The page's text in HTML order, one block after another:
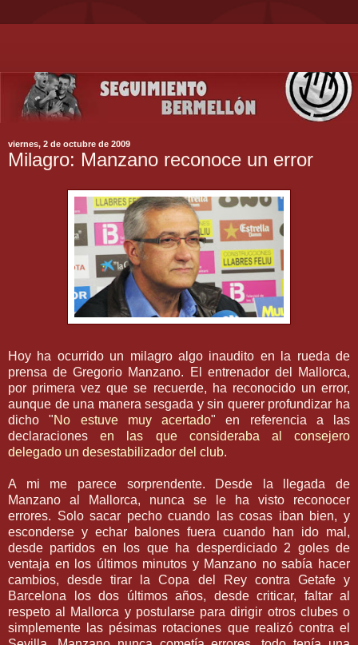
viernes, 2 de octubre de 2009
Milagro: Manzano reconoce un error
Hoy ha ocurrido un milagro algo inaudito en la rueda de
prensa deGregorio Manzano. El entrenador del Mallorca,
por primera vez que se recuerde, ha reconocido un error,
aunque de una manera sesgada y sin querer profundizar ha
dicho "No estuve muy acertado" en referencia a las
declaracionesen las que consideraba al consejero
delegado un desestabilizador del club.
A mi me parece sorprendente. Desde la llegada de
Manzano al
Mallorca, nunca se le ha visto reconocer
errores. Solo sacar pecho cuando las cosas iban bien, y
esconderse y echar
balones fuera cuando han ido mal,
desde partidos en los que ha desperdiciado 2 goles de
ventaja en los últimos minutos y Manzano no sabía hacer
cambios, desde tirar la Copa del Rey contra Getafey
Barcelona los dos últimos años, desde criticar, faltar al
respeto al Mallorca y postularsepara dirigir otros clubes o
simplemente las pésimas rotaciones que realizó contra el